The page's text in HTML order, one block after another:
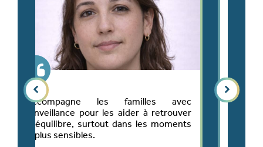
J'ai rejoint L'AMFPAD au printemps 2009
en qualité d'agent à domicile. J'ai
découvert un métier qui a du sens avec
pour moteur l'échange. 17 ans plus tard,